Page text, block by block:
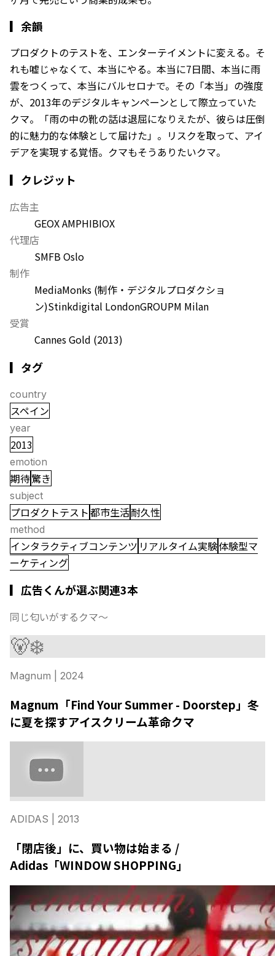
▎ 余韻
プロダクトのテストを、エンターテイメントに変える。そ
れも嘘じゃなくて、本当にやる。本当に7日間、本当に雨
雲をつくって、本当にバルセロナで。その「本当」の強度
が、2013年のデジタルキャンペーンとして際立っていた
クマ。「雨の中の靴の話は退屈になりえたが、彼らは圧倒
的に魅力的な体験として届けた」。リスクを取って、アイ
デアを実現する覚悟。クマもそうありたいクマ。
▎クレジット
広告主
GEOX AMPHIBIOX
代理店
SMFB Oslo
制作
MediaMonks (制作・デジタルプロダクショ
ン)Stinkdigital LondonGROUPM Milan
受賞
Cannes Gold (2013)
▎タグ
country
スペイン
year
2013
emotion
期待驚き
subject
プロダクトテスト都市生活耐久性
method
インタラクティブコンテンツ リアルタイム実験体験型マ
ーケティング
▎広告くんが選ぶ関連3本
同じ匂いがするクマ〜
🐻‍❄️
Magnum | 2024
Magnum「Find Your Summer - Doorstep」冬
に夏を探すアイスクリーム革命クマ
ADIDAS | 2013
「閉店後」に、買い物は始まる /
Adidas「WINDOW SHOPPING」